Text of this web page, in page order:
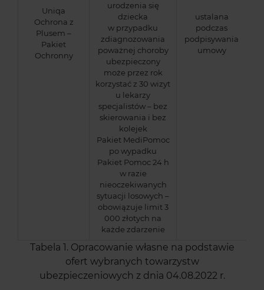
Uniqa
Ochrona z
Plusem –
Pakiet
Ochronny
urodzenia się
dziecka
w przypadku
zdiagnozowania
poważnej choroby
ubezpieczony
może przez rok
korzystać z 30 wizyt
u lekarzy
specjalistów – bez
skierowania i bez
kolejek
Pakiet MediPomoc
po wypadku
Pakiet Pomoc 24 h
w razie
nieoczekiwanych
sytuacji losowych –
obowiązuje limit 3
000 złotych na
każde zdarzenie
ustalana
podczas
podpisywania
umowy
Tabela 1. Opracowanie własne na podstawie
ofert wybranych towarzystw
ubezpieczeniowych z dnia 04.08.2022 r.